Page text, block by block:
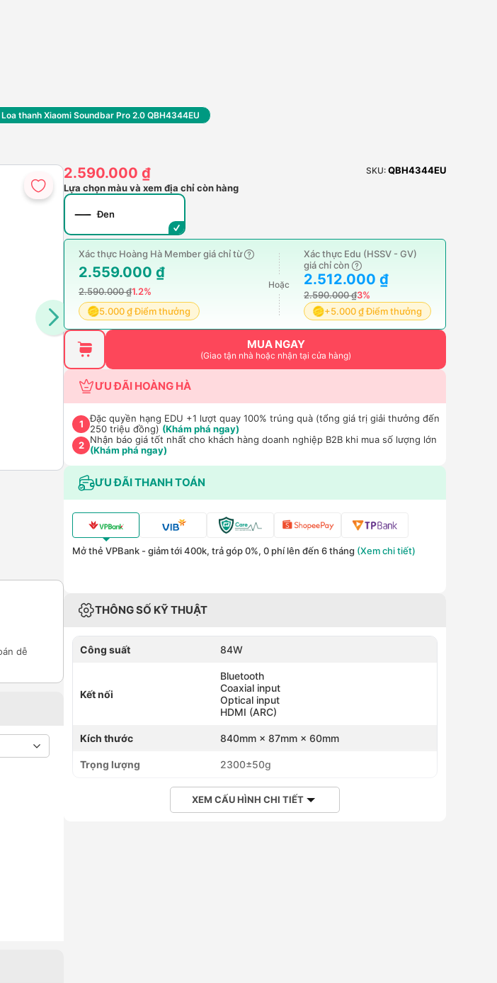
Loa thanh Xiaomi Soundbar Pro 2.0 QBH4344EU
dễ
2.590.000 ₫ SKU: QBH4344EU
Lựa chọn màu và xem địa chỉ còn hàng
Đen
Xác thực Hoàng Hà Member giá chỉ từ
2.559.000 ₫
2.590.000 ₫1.2%
5.000 ₫ Điểm thưởng
Hoặc
Xác thực Edu (HSSV - GV)
giá chỉ còn
2.512.000 ₫
2.590.000 ₫3%
+5.000 ₫ Điểm thưởng
MUA NGAY
(Giao tận nhà hoặc nhận tại cửa hàng)
ƯU ĐÃI HOÀNG HÀ
1
Đặc quyền hạng EDU +1 lượt quay 100% trúng quà (tổng giá trị giải thưởng đến
250 triệu đồng) (Khám phá ngay)
2 Nhận báo giá tốt nhất cho khách hàng doanh nghiệp B2B khi mua số lượng lớn
(Khám phá ngay)
ƯU ĐÃI THANH TOÁN
Mở thẻ VPBank - giảm tới 400k, trả góp 0%, 0 phí lên đến 6 tháng (Xem chi tiết)
THÔNG SỐ KỸ THUẬT
Công suất 84W
Kết nối
Bluetooth
Coaxial input
Optical input
HDMI (ARC)
Kích thước 840mm × 87mm × 60mm
Trọng lượng 2300±50g
XEM CẤU HÌNH CHI TIẾT